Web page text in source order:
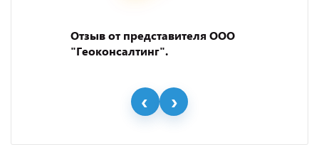
Отзыв от представителя ООО
"Геоконсалтинг".